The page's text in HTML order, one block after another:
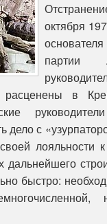
октября
партии
в
дело с
лояльности
быстро: